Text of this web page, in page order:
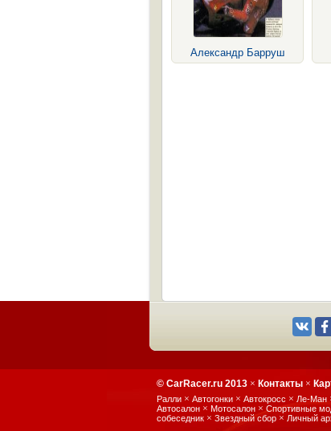
Александр Барруш
© CarRacer.ru 2013 × Контакты ×
Ралли × Автогонки × Автокросс × Ле-Ман
Автосалон × Мотосалон × Спортивные
собеседник × Звездный сбор × Личный